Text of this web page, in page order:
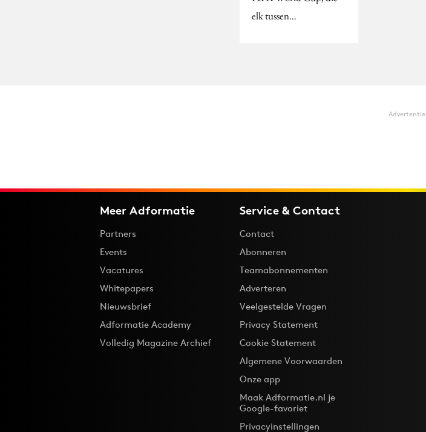
elk tussen…
Advertentie
Meer Adformatie
Partners
Events
Vacatures
Whitepapers
Nieuwsbrief
Adformatie Academy
Volledig Magazine Archief
Service & Contact
Contact
Abonneren
Teamabonnementen
Adverteren
Veelgestelde Vragen
Privacy Statement
Cookie Statement
Algemene Voorwaarden
Onze app
Maak Adformatie.nl je
Google-favoriet
Privacyinstellingen